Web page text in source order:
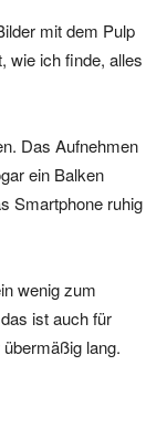
mit dem Pulp
wie ich finde, alles
Das Aufnehmen
ein Balken
Smartphone ruhig
wenig zum
ist auch für
lang.